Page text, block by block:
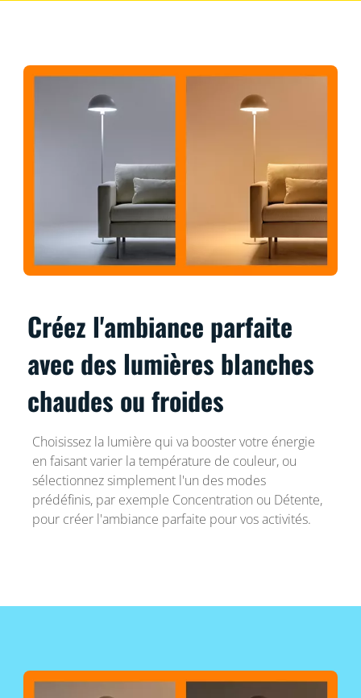
Créez l'ambiance parfaite
avec des lumières blanches
chaudes ou froides
Choisissez la lumière qui va booster votre énergie
en faisant varier la température de couleur, ou
sélectionnez simplement l'un des modes
prédéfinis, par exemple Concentration ou Détente,
pour créer l'ambiance parfaite pour vos activités.